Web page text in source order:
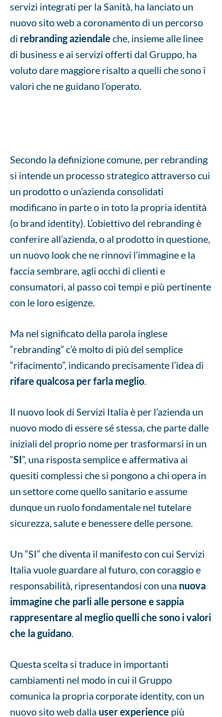
servizi integrati per la Sanità, ha lanciato un
nuovo sito web a coronamento di un percorso
di rebranding aziendale che, insieme alle linee
di business e ai servizi offerti dal Gruppo, ha
voluto dare maggiore risalto a quelli che sono i
valori che ne guidano l’operato.
Secondo la definizione comune, per rebranding
si intende un processo strategico attraverso cui
un prodotto o un’azienda consolidati
modificano in parte o in toto la propria identità
(o brand identity). L’obiettivo del rebranding è
conferire all’azienda, o al prodotto in questione,
un nuovo look che ne rinnovi l’immagine e la
faccia sembrare, agli occhi di clienti e
consumatori, al passo coi tempi e più pertinente
con le loro esigenze.
Ma nel significato della parola inglese
“rebranding” c’è molto di più del semplice
“rifacimento”, indicando precisamente l’idea di
rifare qualcosa per farla meglio.
Il nuovo look di Servizi Italia è per l’azienda un
nuovo modo di essere sé stessa, che parte dalle
iniziali del proprio nome per trasformarsi in un
“SI”, una risposta semplice e affermativa ai
quesiti complessi che si pongono a chi opera in
un settore come quello sanitario e assume
dunque un ruolo fondamentale nel tutelare
sicurezza, salute e benessere delle persone.
Un “SI” che diventa il manifesto con cui Servizi
Italia vuole guardare al futuro, con coraggio e
responsabilità, ripresentandosi con una nuova
immagine che parli alle persone e sappia
rappresentare al meglio quelli che sono i valori
che la guidano.
Questa scelta si traduce in importanti
cambiamenti nel modo in cui il Gruppo
comunica la propria corporate identity, con un
nuovo sito web dalla user experience più